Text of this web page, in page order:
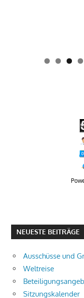
NEUESTE BEITRÄGE
Ausschüsse und
Weltreise
Sitzungskalender